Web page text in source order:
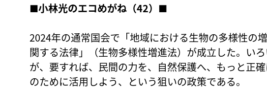
■小林光のエコめがね（42）■
2024年の通常国会で「地域における生物の多様性の
関する法律」（生物多様性増進法）が成立した。い
が、要すれば、民間の力を、自然保護へ、もっと正
のために活用しよう、という狙いの政策である。